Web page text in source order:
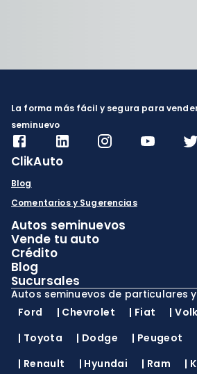
La forma más fácil y segura para
seminuevo
ClikAuto
Blog
Comentarios y Sugerencias
Autos seminuevos
Vende tu auto
Crédito
Blog
Sucursales
Autos seminuevos de particulares
Ford
| Chevrolet | Fiat |
| Toyota | Dodge | Peugeot
| Renault | Hyundai | Ram |